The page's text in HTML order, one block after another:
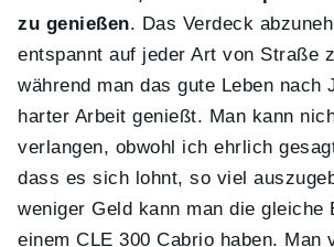
zu genießen. Das Verdeck
entspannt auf jeder Art von Straße
während man das gute Leben nach
harter Arbeit genießt. Man kann
verlangen, obwohl ich ehrlich
dass es sich lohnt, so viel
weniger Geld kann man die gleiche
einem CLE 300 Cabrio haben. Man